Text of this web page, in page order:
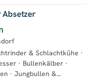
Absetzer
& Schlachtkühe ·
· Bullenkälber ·
· Jungbullen &